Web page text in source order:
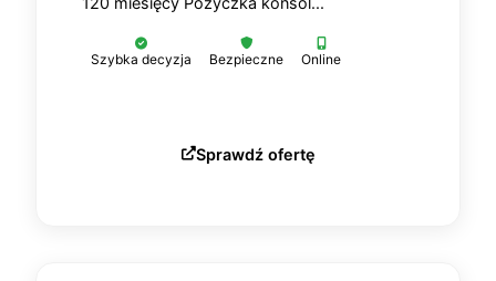
Szybka decyzja Bezpieczne Online
Sprawdź ofertę